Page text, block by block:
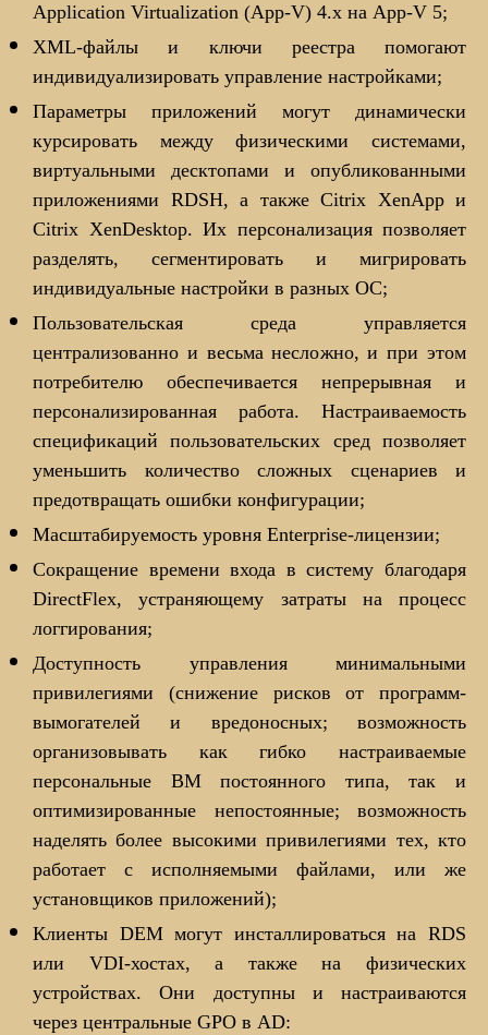
Application Virtualization (App-V) 4.x на App-V 5;
XML-файлы и ключи реестра помогают
индивидуализировать управление настройками;
Параметры приложений могут динамически
курсировать между физическими системами,
виртуальными десктопами и опубликованными
приложениями RDSH, а также Citrix XenApp и
Citrix XenDesktop. Их персонализация позволяет
разделять, сегментировать и мигрировать
индивидуальные настройки в разных ОС;
Пользовательская среда управляется
централизованно и весьма несложно, и при этом
потребителю обеспечивается непрерывная и
персонализированная работа. Настраиваемость
спецификаций пользовательских сред позволяет
уменьшить количество сложных сценариев и
предотвращать ошибки конфигурации;
Масштабируемость уровня Enterprise-лицензии;
Сокращение времени входа в систему благодаря
DirectFlex, устраняющему затраты на процесс
логгирования;
Доступность управления минимальными
привилегиями (снижение рисков от программ-
вымогателей и вредоносных; возможность
организовывать как гибко настраиваемые
персональные ВМ постоянного типа, так и
оптимизированные непостоянные; возможность
наделять более высокими привилегиями тех, кто
работает с исполняемыми файлами, или же
установщиков приложений);
Клиенты DEM могут инсталлироваться на RDS
или VDI-хостах, а также на физических
устройствах. Они доступны и настраиваются
через центральные GPO в AD: